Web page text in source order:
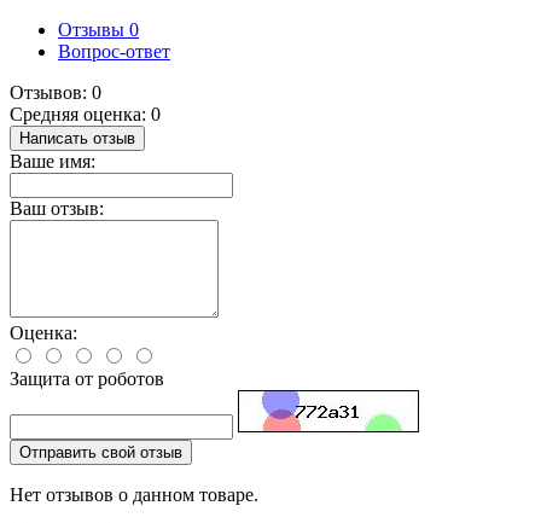
Отзывы 0
Вопрос-ответ
Отзывов: 0
Средняя оценка: 0
Написать отзыв
Ваше имя:
Ваш отзыв:
Оценка:
Защита от роботов
Отправить свой отзыв
Нет отзывов о данном товаре.